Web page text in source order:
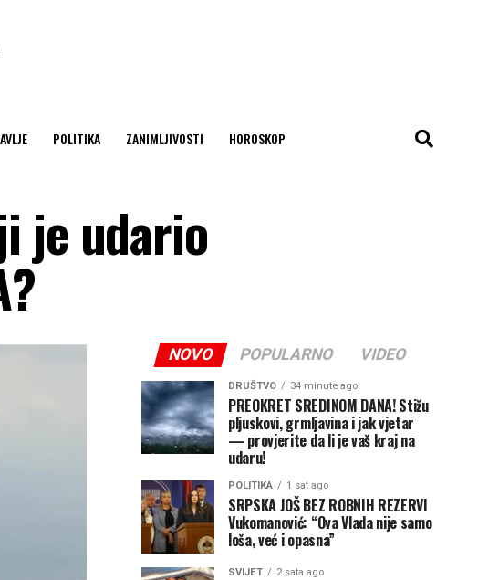
POLITIKA ZANIMLJIVOSTI HOROSKOP
je udario
NOVO POPULARNO VIDEO
DRUŠTVO 34 minute ago
PREOKRET SREDINOM DANA! Stižu
pljuskovi, grmljavina i jak vjetar
— provjerite da li je vaš kraj na
udaru!
POLITIKA 1 sat ago
SRPSKA JOŠ BEZ ROBNIH REZERVI
Vukomanović: “Ova Vlada nije samo
loša, već i opasna”
SVIJET 2 sata ago